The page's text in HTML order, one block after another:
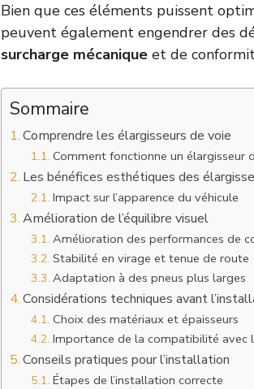
Bien que ces éléments puissent
peuvent également engendrer des
surcharge mécanique et de
Sommaire
Comprendre les élargisseurs de voie
Comment fonctionne un élargisseur
Les bénéfices esthétiques des
Impact sur l’apparence du véhicule
Amélioration de l’équilibre visuel
Amélioration des performances de
Stabilité en virage et tenue de route
Adaptation à des pneus plus larges
Considérations techniques avant
Choix des matériaux et épaisseurs
Importance de la compatibilité avec
Conseils pratiques pour l’installation
Étapes de l’installation correcte